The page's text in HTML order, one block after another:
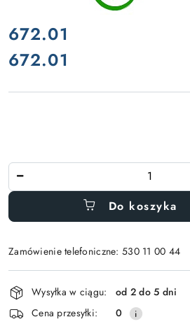
cena:
672.01
Cena:
672.01
Ilość
Do koszyka
Zamówienie telefoniczne: 530 11 00 44
Wyślij
Dostępność
i
dostawa
Wysyłka w ciągu:
od 2 do 5 dni
Cena przesyłki:
0